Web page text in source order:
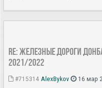
Re: Железные дороги
2021/2022
#715314 AlexBykov 16 мар